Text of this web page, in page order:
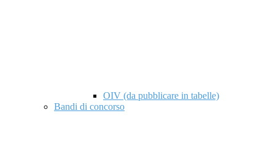
OIV (da pubblicare in tabelle)
Bandi di concorso